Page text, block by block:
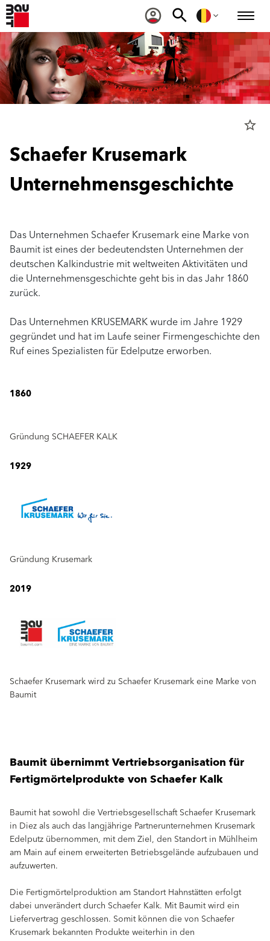
star_border
Schaefer Krusemark
Unternehmensgeschichte
Das Unternehmen Schaefer Krusemark eine Marke von
Baumit ist eines der bedeutendsten Unternehmen der
deutschen Kalkindustrie mit weltweiten Aktivitäten und
die Unternehmensgeschichte geht bis in das Jahr 1860
zurück.
Das Unternehmen KRUSEMARK wurde im Jahre 1929
gegründet und hat im Laufe seiner Firmengeschichte den
Ruf eines Spezialisten für Edelputze erworben.
1860
Gründung SCHAEFER KALK
1929
Gründung Krusemark
2019
Schaefer Krusemark wird zu Schaefer Krusemark eine Marke von
Baumit
Baumit übernimmt Vertriebsorganisation für
Fertigmörtelprodukte von Schaefer Kalk
Baumit hat sowohl die Vertriebsgesellschaft Schaefer Krusemark
in Diez als auch das langjährige Partnerunternehmen Krusemark
Edelputz übernommen, mit dem Ziel, den Standort in Mühlheim
am Main auf einem erweiterten Betriebsgelände aufzubauen und
aufzuwerten.
Die Fertigmörtelproduktion am Standort Hahnstätten erfolgt
dabei unverändert durch Schaefer Kalk. Mit Baumit wird ein
Liefervertrag geschlossen. Somit können die von Schaefer
Krusemark bekannten Produkte weiterhin in den